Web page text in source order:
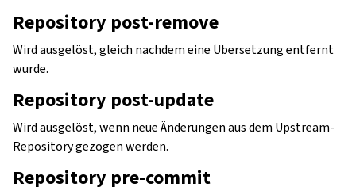
Repository post-remove
Wird ausgelöst, gleich nachdem eine Übersetzung entfernt
wurde.
Repository post-update
Wird ausgelöst, wenn neue Änderungen aus dem Upstream-
Repository gezogen werden.
Repository pre-commit